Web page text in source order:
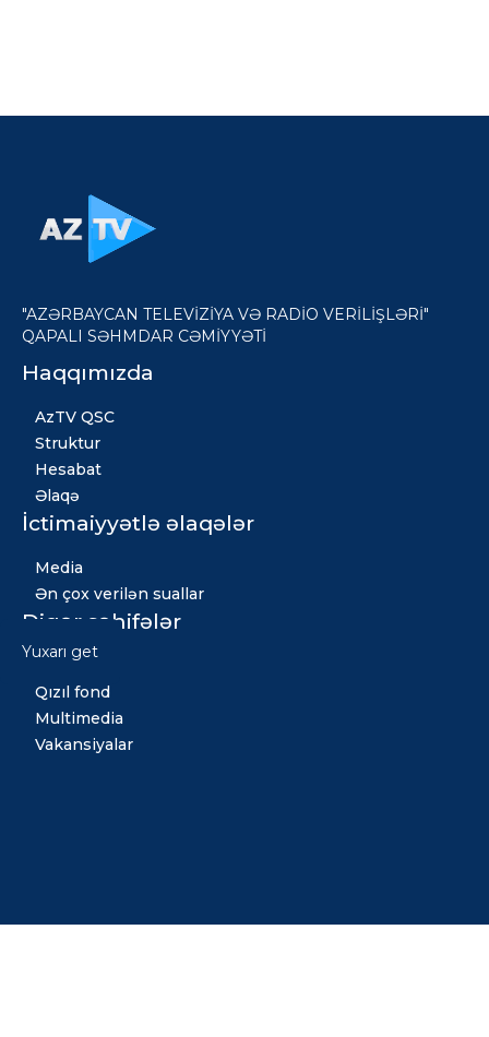
"AZƏRBAYCAN TELEVİZİYA VƏ RADİO VERİLİŞLƏRİ"
QAPALI SƏHMDAR CƏMİYYƏTİ
Haqqımızda
AzTV QSC
Struktur
Hesabat
Əlaqə
İctimaiyyətlə əlaqələr
Media
Ən çox verilən suallar
Digər səhifələr
Xəbərlər
Qızıl fond
Multimedia
Vakansiyalar
Yuxarı get